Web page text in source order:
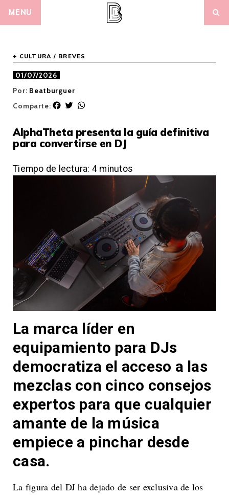
MENU
+ CULTURA / BREVES
01/07/2026
Por: Beatburguer
Comparte:
F
e
b
o
k
T
t
r
t
s
p
p
AlphaTheta presenta la guía definitiva
para convertirse en DJ
Tiempo de lectura: 4 minutos
La marca líder en
equipamiento para DJs
democratiza el acceso a las
mezclas con cinco consejos
expertos para que cualquier
amante de la música
empiece a pinchar desde
casa.
La figura del DJ ha dejado de ser exclusiva de los